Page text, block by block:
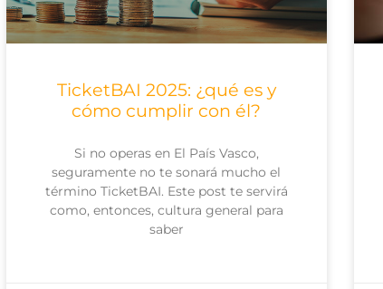
TicketBAI 2025: ¿qué es y
cómo cumplir con él?
Si no operas en El País Vasco,
seguramente no te sonará mucho el
término TicketBAI. Este post te servirá
como, entonces, cultura general para
saber